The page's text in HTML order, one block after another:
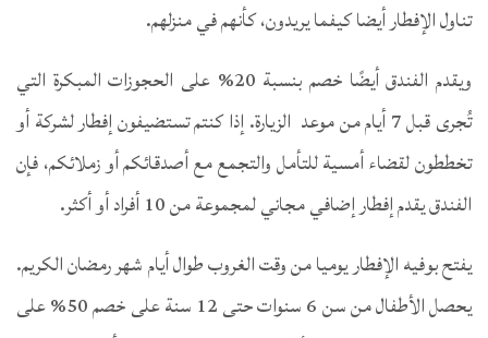
تناول الإفطار أيضا كيفما يريدون، كأنهم في منزلهم.
ويقدم الفندق أيضًا خصم بنسبة 20% على الحجوزات المبكرة التي
تُجرى قبل 7 أيام من موعد الزيارة. إذا كنتم تستضيفون إفطار لشركة أو
تخططون لقضاء أمسية للتأمل والتجمع مع أصدقائكم أو زملائكم، فإن
الفندق يقدم إفطار إضافي مجاني لمجموعة من 10 أفراد أو أكثر.
يفتح بوفيه الإفطار يوميا من وقت الغروب طوال أيام شهر رمضان الكريم.
يحصل الأطفال من سن 6 سنوات حتى 12 سنة على خصم 50% على